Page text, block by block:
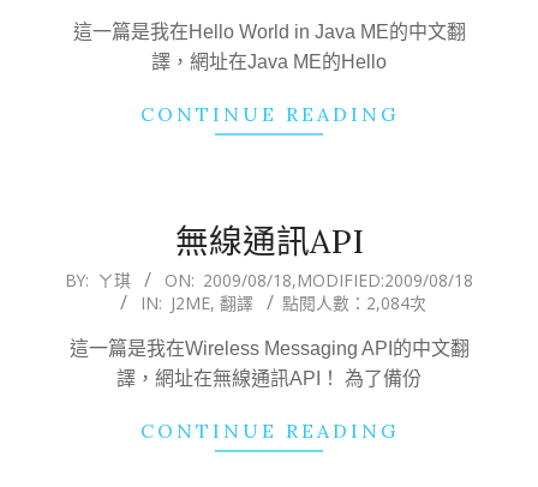
這一篇是我在Hello World in Java ME的中文翻
譯，網址在Java ME的Hello
CONTINUE READING
無線通訊API
2009-
18
BY: ㄚ琪 ON: 2009/08/18,MODIFIED:2009/08/18
IN: J2ME, 翻譯 點閱人數：2,084次
這一篇是我在Wireless Messaging API的中文翻
譯，網址在無線通訊API！ 為了備份
CONTINUE READING